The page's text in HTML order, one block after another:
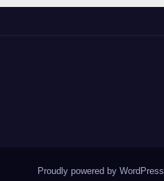
Proudly powered by WordPress